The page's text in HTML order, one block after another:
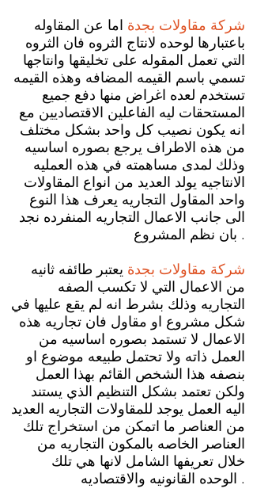
شركة مقاولات بجدة اما عن المقاوله
باعتبارها لوحده لانتاج الثروه فان الثروه
التي تعمل المقوله على تخليقها وانتاجها
تسمي باسم القيمه المضافه وهذه القيمه
تستخدم لعده اغراض منها دفع جميع
المستحقات ليه الفاعلين الاقتصاديين مع
انه يكون نصيب كل واحد بشكل مختلف
من هذه الاطراف يرجع بصوره اساسيه
وذلك لمدى مساهمته في هذه العمليه
الانتاجيه يولد العديد من انواع المقاولات
واحد المقاول التجاريه يعرف هذا النوع
الى جانب الاعمال التجاريه المنفرده نجد
بان نظم المشروع .
شركة مقاولات بجدة يعتبر طائفه ثانيه
من الاعمال التي لا تكسب الصفه
التجاريه وذلك بشرط انه لم يقع عليها في
شكل مشروع او مقاول فان تجاريه هذه
الاعمال لا تستمد بصوره اساسيه من
العمل ذاته ولا تحتمل طبيعه موضوع او
بنصفه هذا الشخص القائم بهذا العمل
ولكن تعتمد بشكل التنظيم الذي يستند
اليه العمل يوجد للمقاولات التجاريه العديد
من العناصر ما اتمكن من استخراج تلك
العناصر الخاصه بالمكون التجاريه من
خلال تعريفها الشامل لانها هي تلك
الوحده القانونيه والاقتصاديه .